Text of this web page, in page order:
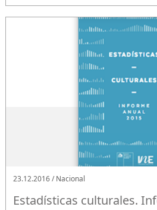
23.12.2016 / Nacional
Estadísticas culturales.